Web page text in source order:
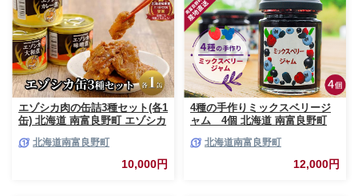
エゾシカ肉の缶詰3種セット(各1
缶) 北海道 南富良野町 エゾシカ
合せ ジビエ 加工品 北海道産 国
産 おつまみ おかず 高たんぱく
低脂肪 鉄分 カレー 味噌 食べや
北海道南富良野町
10,000円
4種の手作りミックスベリージ
ャム 4個 北海道 南富良野町
合せ ブルーベリー てんさい糖
酸味 甘味 香り 甘酸っぱい 美味
北海道南富良野町
12,000円